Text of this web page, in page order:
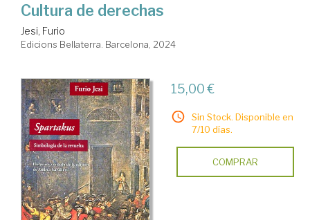
Cultura de derechas
Jesi, Furio
Edicions Bellaterra. Barcelona, 2024
15,00 €
Sin Stock. Disponible en
7/10 días.
COMPRAR